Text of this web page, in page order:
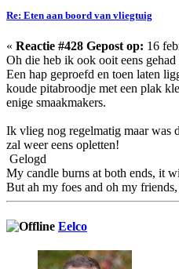
Re: Eten aan boord van vliegtuig
« Reactie #428 Gepost op: 16
Oh die heb ik ook ooit eens
Een hap geproefd en toen laten
koude pitabroodje met een plak
enige smaakmakers.
Ik vlieg nog regelmatig maar was
zal weer eens opletten!
Gelogd
My candle burns at both ends, it
But ah my foes and oh my
Eelco